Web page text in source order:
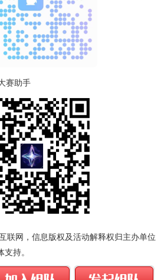
赛助手
网，信息版权及活动解释权归主办单位
持。